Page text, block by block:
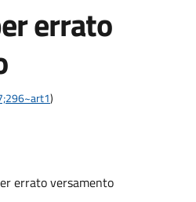
errato
)
errato versamento